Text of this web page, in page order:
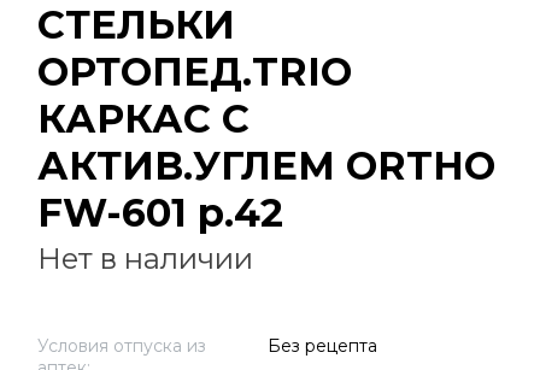
СТЕЛЬКИ
ОРТОПЕД.TRIO
КАРКАС С
АКТИВ.УГЛЕМ ORTHO
FW-601 р.42
Нет в наличии
Условия отпуска из
Без рецепта